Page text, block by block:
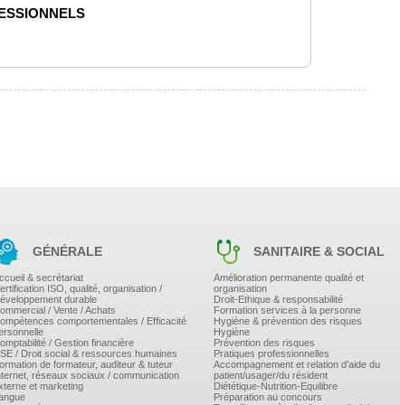
circulation
envisagée
en marche avant et arrière, en virage, avec
par l'arrière
contener rigide ...
porte engin.
GÉNÉRALE
& secrétariat
ISO, qualité, organisation /
durable
/ Vente / Achats
comportementales / Efficacité
/ Gestion financière
/ Droit social & ressources humaines
de formateur, auditeur & tuteur
réseaux sociaux / communication
et marketing
SANITAIRE & SOCIAL
Amélioration permanente qualité et
organisation
Droit-Ethique & responsabilité
Formation services à la personne
Hygiène & prévention des risques
Hygiène
Prévention des risques
Pratiques professionnelles
Accompagnement et relation d'aide du
patient/usager/du résident
Diététique-Nutrition-Equilibre
Préparation au concours